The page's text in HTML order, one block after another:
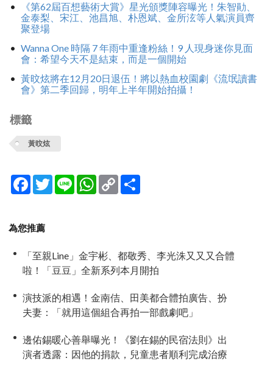
《第62屆百想藝術大賞》星光頒獎陣容曝光！朱智勛、
金泰梨、宋江、池昌旭、朴恩斌、金所泫等人氣演員齊
聚登場
Wanna One 時隔 7 年雨中重逢粉絲！9 人現身迷你見面
會：希望今天不是結束，而是一個開始
黃旼炫將在12月20日退伍！將以熱血校園劇《流氓讀書
會》第二季回歸，明年上半年開始拍攝！
標籤
黃旼炫
Facebook
TwitterLine WhatsApp
Copy
Link
為您推薦
「至親Line」金宇彬、都敬秀、李光洙又又又合體
啦！「豆豆」全新系列本月開拍
演技派的相遇！金南佶、田美都合體拍廣告、扮
夫妻：「就用這個組合再拍一部戲劇吧」
邊佑錫暖心善舉曝光！《劉在錫的民宿法則》出
演者透露：因他的捐款，兒童患者順利完成治療